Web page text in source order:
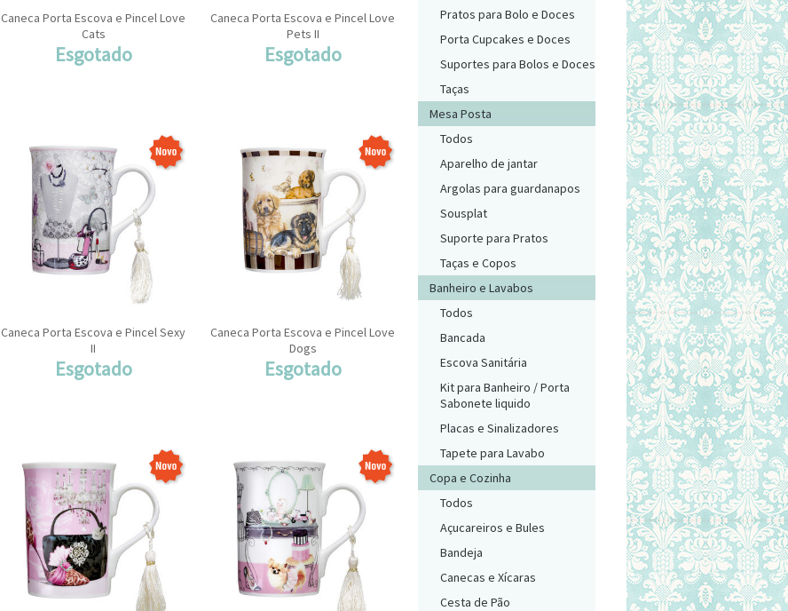
Pratos para Bolo e Doces
Porta Cupcakes e Doces
Suportes para Bolos e Doces
Taças
Mesa Posta
Todos
Aparelho de jantar
Argolas para guardanapos
Sousplat
Suporte para Pratos
Taças e Copos
Banheiro e Lavabos
Todos
Bancada
Escova Sanitária
Kit para Banheiro / Porta
Sabonete liquido
Placas e Sinalizadores
Tapete para Lavabo
Copa e Cozinha
Todos
Açucareiros e Bules
Bandeja
Canecas e Xícaras
Cesta de Pão
Caneca Porta Escova e Pincel Love
Cats
Esgotado
Caneca Porta Escova e Pincel Love
Pets II
Esgotado
Caneca Porta Escova e Pincel Sexy
II
Esgotado
Caneca Porta Escova e Pincel Love
Dogs
Esgotado